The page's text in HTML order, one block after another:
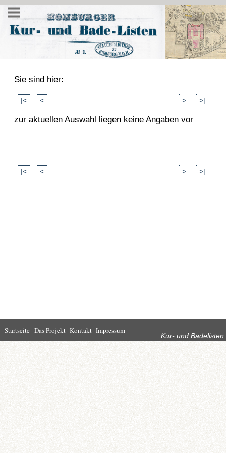
Sie sind hier:
|< < > >|
zur aktuellen Auswahl liegen keine Angaben vor
|< < > >|
Startseite
Leben in Bad
Homburg
Rathaus
Kultur Wirtschaft
Kur und
Tourismus
Kur- und Badelisten
Startseite Das Projekt Kontakt Impressum